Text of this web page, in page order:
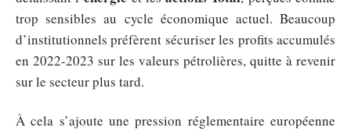
trop sensibles au cycle économique actuel. Beaucoup
d’institutionnels préfèrent sécuriser les profits accumulés
en 2022-2023 sur les valeurs pétrolières, quitte à revenir
sur le secteur plus tard.
À cela s’ajoute une pression réglementaire européenne